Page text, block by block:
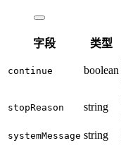
字段 类型
continue boolean
stopReason string
systemMessage string